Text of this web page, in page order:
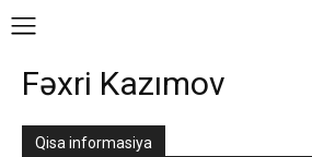
Fəxri Kazımov
Qisa informasiya